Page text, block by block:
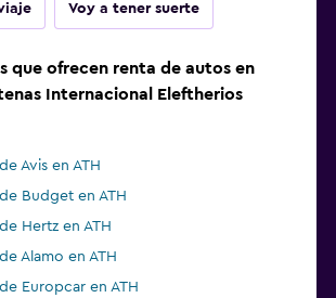
Voy a tener suerte
que ofrecen renta de autos en
Internacional Eleftherios
Avis en ATH
Budget en ATH
Hertz en ATH
Alamo en ATH
Europcar en ATH